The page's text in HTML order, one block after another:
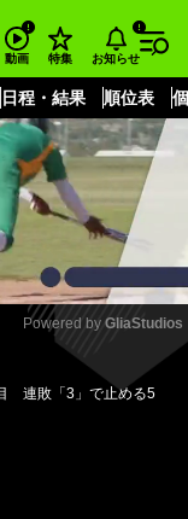
動画 特集 お知らせ
日程・結果 順位表
もっと見る
Mute
Powered by GliaStudios
連敗「3」で止める5